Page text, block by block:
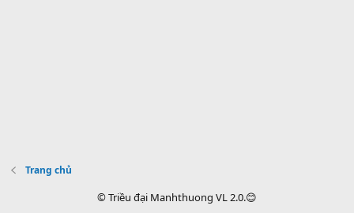
Trang chủ
© Triều đại Manhthuong VL 2.0.😊